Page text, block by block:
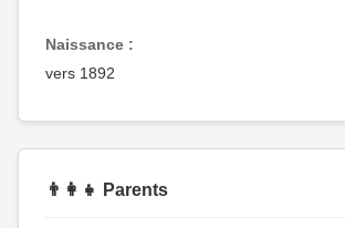
Naissance :
vers 1892
👨‍👩‍👧 Parents